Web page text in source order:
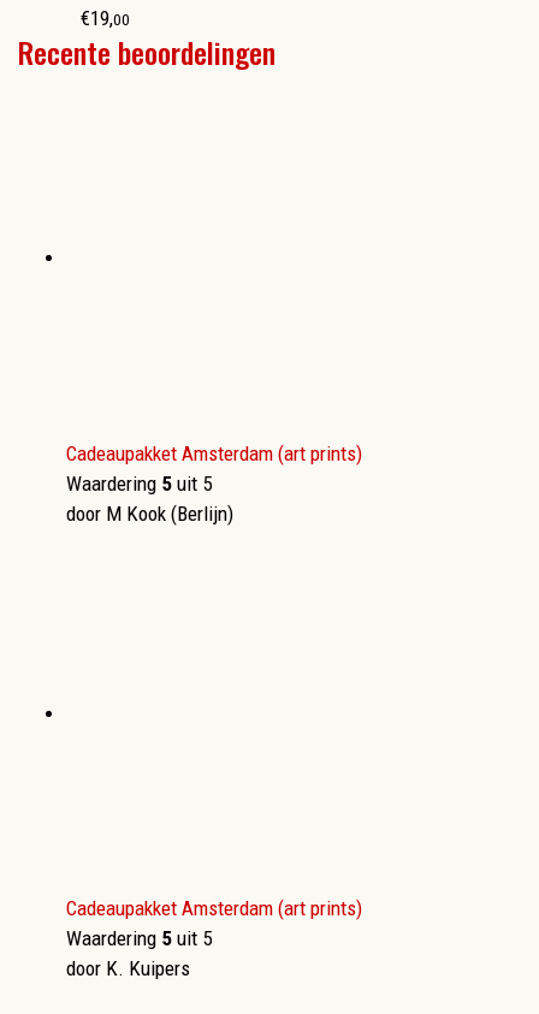
€19,00
Recente beoordelingen
Cadeaupakket Amsterdam (art prints)
Waardering 5 uit 5
door M Kook (Berlijn)
Cadeaupakket Amsterdam (art prints)
Waardering 5 uit 5
door K. Kuipers